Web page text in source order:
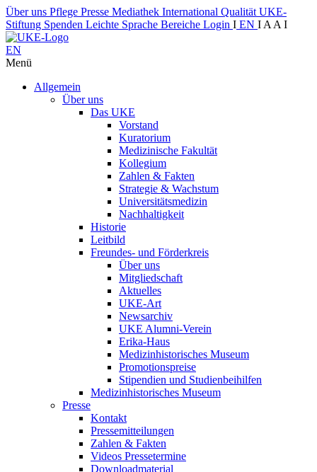
Über uns Pflege Presse Mediathek International Qualität UKE-
Stiftung Spenden Leichte Sprache Bereiche Login I EN I A A I
EN
Menü
Allgemein
Über uns
Das UKE
Vorstand
Kuratorium
Medizinische Fakultät
Kollegium
Zahlen & Fakten
Strategie & Wachstum
Universitätsmedizin
Nachhaltigkeit
Historie
Leitbild
Freundes- und Förderkreis
Über uns
Mitgliedschaft
Aktuelles
UKE-Art
Newsarchiv
UKE Alumni-Verein
Erika-Haus
Medizinhistorisches Museum
Promotionspreise
Stipendien und Studienbeihilfen
Medizinhistorisches Museum
Presse
Kontakt
Pressemitteilungen
Zahlen & Fakten
Videos Pressetermine
Downloadmaterial